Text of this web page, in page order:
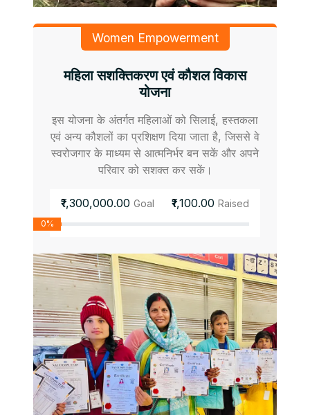
Women Empowerment
महिला सशक्तिकरण एवं कौशल विकास
योजना
इस योजना के अंतर्गत महिलाओं को सिलाई, हस्तकला
एवं अन्य कौशलों का प्रशिक्षण दिया जाता है, जिससे वे
स्वरोजगार के माध्यम से आत्मनिर्भर बन सकें और अपने
परिवार को सशक्त कर सकें।
₹1,300,000.00 Goal ₹1,100.00 Raised
0%